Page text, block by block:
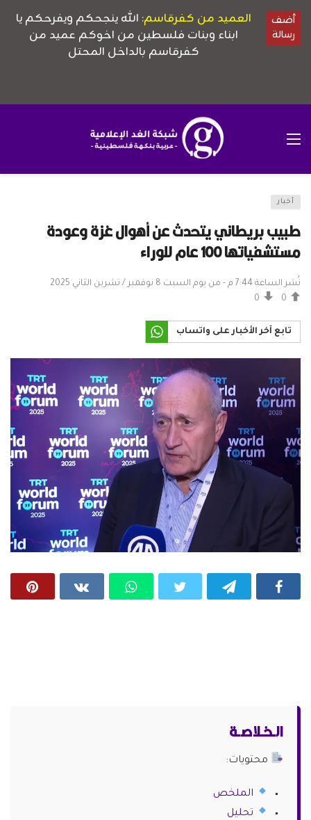
أخبار
طبيب بريطاني يتحدث عن أهوال غزة وعودة
مستشفياتها 100 عام للوراء
نُشر الساعة 7:44 م - من يوم السبت 8 نوفمبر / تشرين الثاني 2025
0
0
تابع آخر الأخبار على واتساب
الـخـلاصـة
محتويات:
الملخص
تحليل